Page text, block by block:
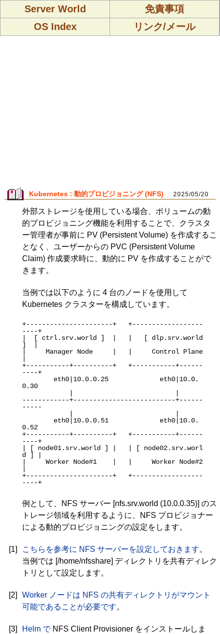
Server World
免責事項
OS Index
リンク/メール
Kubernetes : 動的プロビジョニング (NFS) 2025/05/20
外部ストレージを使用している場合、ボリュームの動
的プロビジョニング機能を利用することで、クラスタ
ー管理者が事前に PV (Persistent Volume) を作成するこ
となく、ユーザーからの PVC (Persistent Volume
Claim) 作成要求時に、動的に PV を作成することがで
きます。
当例では以下のように 4 台のノードを使用して
Kubernetes クラスターを構成しています。
+----------------------+   +------------------
----+
|  [ ctrl.srv.world ]  |   |   [ dlp.srv.world
]  |
|     Manager Node     |   |     Control Plane
+-----------+----------+   +-----------+------
----+
0.30
------------+--------------------------+------
-----
0.52
+-----------+----------+   +-----------+------
----+
| [ node01.srv.world ] |   | [ node02.srv.worl
d ] |
|     Worker Node#1    |   |     Worker Node#2
+----------------------+   +------------------
----+
例として、NFS サーバー [nfs.srv.world (10.0.0.35)] のス
トレージ領域を利用するように、NFS プロビジョナー
による動的プロビジョニングの設定をします。
[1] こちらを参考に NFS サーバーを設定しておきます。
当例では [/home/nfsshare] ディレクトリを共有ディレク
トリとして設定します。
[2]
Worker ノードは NFS の共有ディレクトリがマウント
可能であることが必要です。
[3] Helm でNFS Client Provisioner をインストールしま